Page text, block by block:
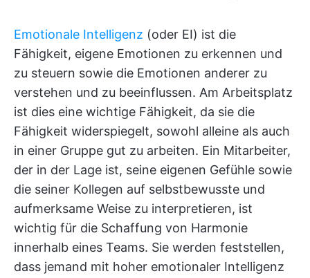
Emotionale Intelligenz (oder EI) ist die
Fähigkeit, eigene Emotionen zu erkennen und
zu steuern sowie die Emotionen anderer zu
verstehen und zu beeinflussen. Am Arbeitsplatz
ist dies eine wichtige Fähigkeit, da sie die
Fähigkeit widerspiegelt, sowohl alleine als auch
in einer Gruppe gut zu arbeiten. Ein Mitarbeiter,
der in der Lage ist, seine eigenen Gefühle sowie
die seiner Kollegen auf selbstbewusste und
aufmerksame Weise zu interpretieren, ist
wichtig für die Schaffung von Harmonie
innerhalb eines Teams. Sie werden feststellen,
dass jemand mit hoher emotionaler Intelligenz